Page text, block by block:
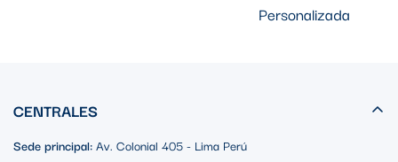
Personalizada
CENTRALES
Sede principal:Av. Colonial 405 - Lima Perú